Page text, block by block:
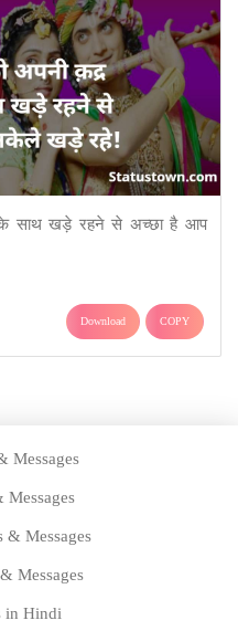
साथ खड़े रहने से अच्छा है आप
Download COPY
Messages
Messages
& Messages
Messages
in Hindi